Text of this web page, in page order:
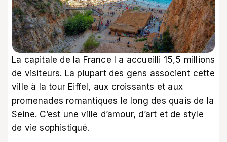
La capitale de la France l a accueilli 15,5 millions
de visiteurs. La plupart des gens associent cette
ville à la tour Eiffel, aux croissants et aux
promenades romantiques le long des quais de la
Seine. C’est une ville d’amour, d’art et de style
de vie sophistiqué.